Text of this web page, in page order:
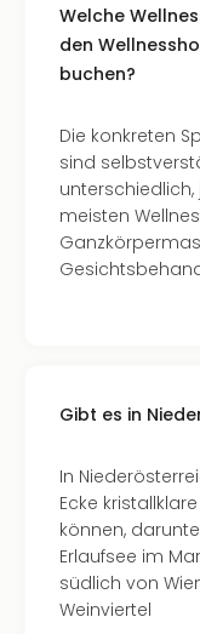
Welche
den
buchen?
Die konkreten
sind
meisten
Gibt es in
In
Ecke
können,
Erlaufsee im
südlich von
Weinviertel